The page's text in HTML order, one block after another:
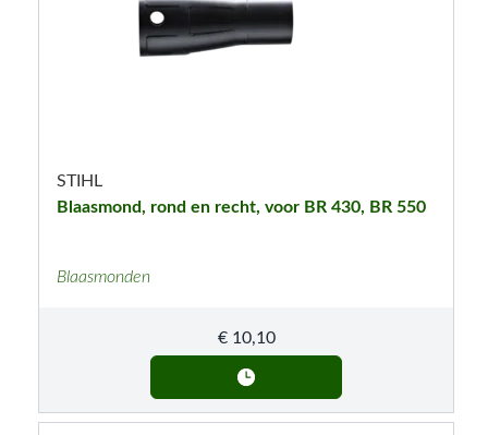
STIHL
Blaasmond, rond en recht, voor BR 430, BR 550
Blaasmonden
€10,10